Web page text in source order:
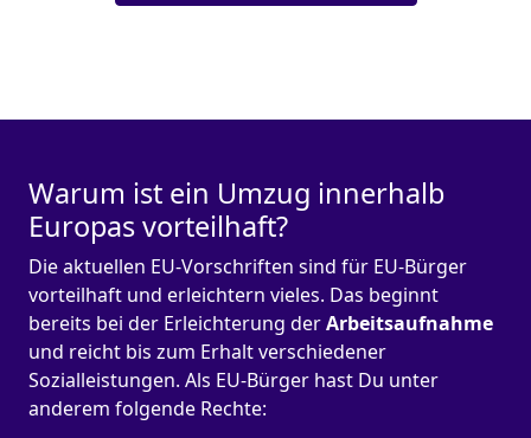
Warum ist ein Umzug innerhalb
Europas vorteilhaft?
Die aktuellen EU-Vorschriften sind für EU-Bürger
vorteilhaft und erleichtern vieles. Das beginnt
bereits bei der Erleichterung derArbeitsaufnahme
und reicht bis zum Erhalt verschiedener
Sozialleistungen. Als EU-Bürger hast Du unter
anderem folgende Rechte: